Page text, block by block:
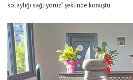
kolaylığı sağlıyoruz” şeklinde konuştu.